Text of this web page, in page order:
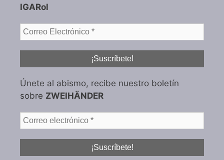
IGARol
Únete al abismo, recibe nuestro boletín
sobre ZWEIHÄNDER